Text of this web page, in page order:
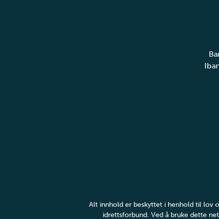
Alt innhold er beskyttet i henhold til lov
idrettsforbund. Ved å bruke dette